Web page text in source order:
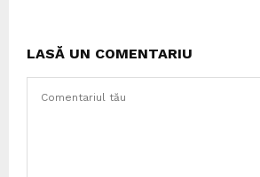
LASĂ UN COMENTARIU